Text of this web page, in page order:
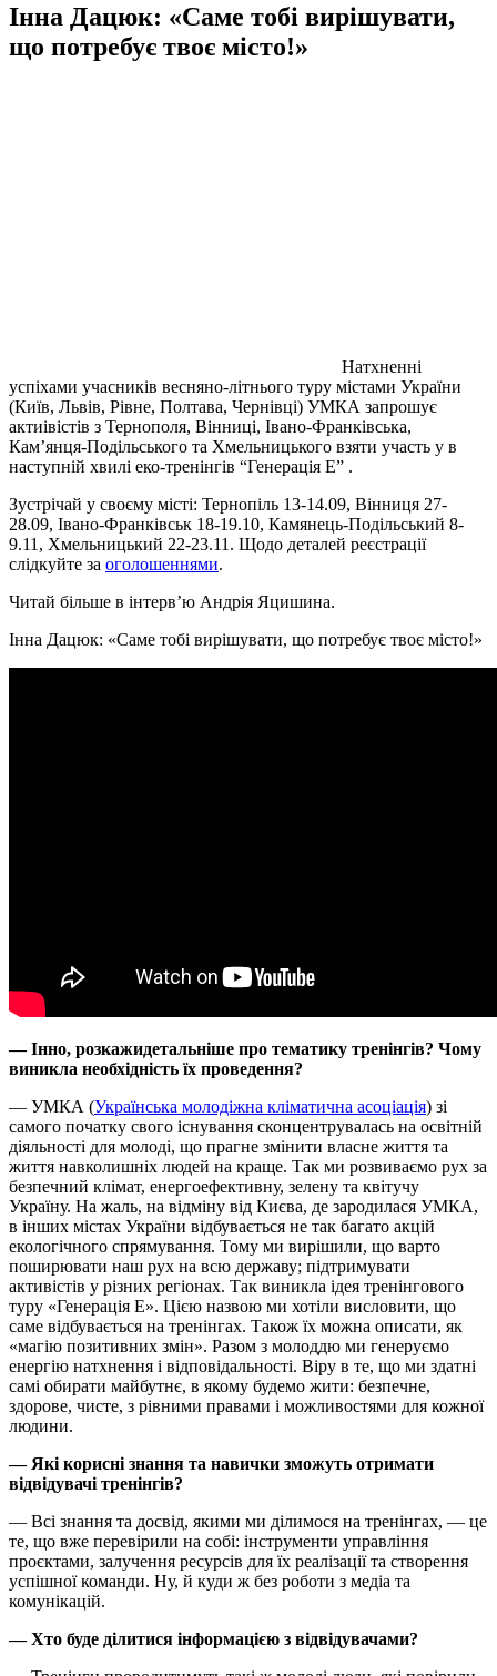
Інна Дацюк: «Саме тобі вирішувати,
що потребує твоє місто!»
Натхненні
успіхами учасників весняно-літнього туру містами України
(Київ, Львів, Рівне, Полтава, Чернівці) УМКА запрошує
актиівістів з Тернополя, Вінниці, Івано-Франківська,
Кам’янця-Подільського та Хмельницького взяти участь у в
наступній хвилі еко-тренінгів “Генерація Е” .
Зустрічай у своєму місті: Тернопіль 13-14.09, Вінниця 27-
28.09, Івано-Франківськ 18-19.10, Камянець-Подільський 8-
9.11, Хмельницький 22-23.11. Щодо деталей реєстрації
слідкуйте за оголошеннями.
Читай більше в інтерв’ю Андрія Яцишина.
Інна Дацюк: «Саме тобі вирішувати, що потребує твоє місто!»
— Інно, розкажидетальніше про тематику тренінгів? Чому
виникла необхідність їх проведення?
— УМКА (Українська молодіжна кліматична асоціація) зі
самого початку свого існування сконцентрувалась на освітній
діяльності для молоді, що прагне змінити власне життя та
життя навколишніх людей на краще. Так ми розвиваємо рух за
безпечний клімат, енергоефективну, зелену та квітучу
Україну. На жаль, на відміну від Києва, де зародилася УМКА,
в інших містах України відбувається не так багато акцій
екологічного спрямування. Тому ми вирішили, що варто
поширювати наш рух на всю державу; підтримувати
активістів у різних регіонах. Так виникла ідея тренінгового
туру «Генерація Е». Цією назвою ми хотіли висловити, що
саме відбувається на тренінгах. Також їх можна описати, як
«магію позитивних змін». Разом з молоддю ми генеруємо
енергію натхнення і відповідальності. Віру в те, що ми здатні
самі обирати майбутнє, в якому будемо жити: безпечне,
здорове, чисте, з рівними правами і можливостями для кожної
людини.
— Які корисні знання та навички зможуть отримати
відвідувачі тренінгів?
— Всі знання та досвід, якими ми ділимося на тренінгах, — це
те, що вже перевірили на собі: інструменти управління
проєктами, залучення ресурсів для їх реалізації та створення
успішної команди. Ну, й куди ж без роботи з медіа та
комунікацій.
— Хто буде ділитися інформацією з відвідувачами?